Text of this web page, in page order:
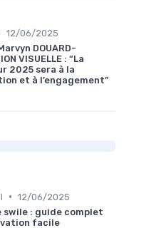
12/06/2025
DOUARD-
VISUELLE : “La
2025 sera à la
et à l’engagement”
• 12/06/2025
: guide complet
facile